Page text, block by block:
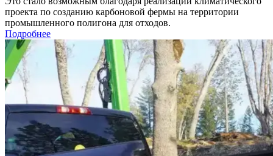
проекта по созданию карбоновой фермы на территории
промышленного полигона для отходов.
Подробнее